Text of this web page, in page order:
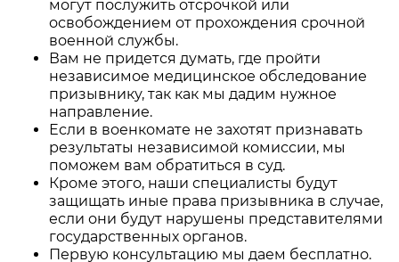
могут послужить отсрочкой или
освобождением от прохождения срочной
военной службы.
Вам не придется думать, где пройти
независимое медицинское обследование
призывнику, так как мы дадим нужное
направление.
Если в военкомате не захотят признавать
результаты независимой комиссии, мы
поможем вам обратиться в суд.
Кроме этого, наши специалисты будут
защищать иные права призывника в случае,
если они будут нарушены представителями
государственных органов.
Первую консультацию мы даем бесплатно.